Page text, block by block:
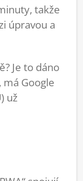
takže
úpravou a
Je to dáno
Google
už